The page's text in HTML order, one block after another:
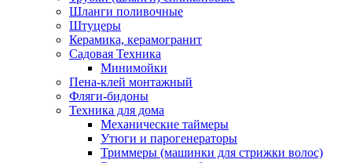
Шланги поливочные
Штуцеры
Керамика, керамогранит
Садовая Техника
Минимойки
Пена-клей монтажный
Фляги-бидоны
Техника для дома
Механические таймеры
Утюги и парогенераторы
Триммеры (машинки для стрижки волос)